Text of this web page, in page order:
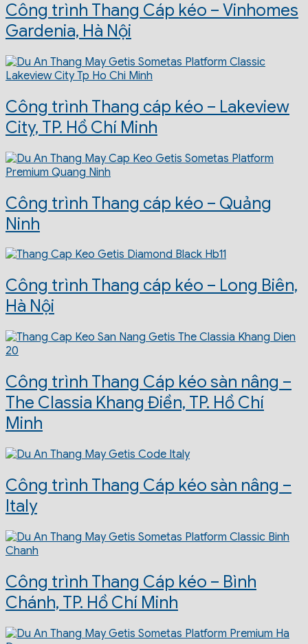
Công trình Thang Cáp kéo – Vinhomes
Gardenia, Hà Nội
Công trình Thang cáp kéo – Lakeview
City, TP. Hồ Chí Minh
Công trình Thang cáp kéo – Quảng
Ninh
Công trình Thang cáp kéo – Long Biên,
Hà Nội
Công trình Thang Cáp kéo sàn nâng –
The Classia Khang Điền, TP. Hồ Chí
Minh
Công trình Thang Cáp kéo sàn nâng –
Italy
Công trình Thang Cáp kéo – Bình
Chánh, TP. Hồ Chí Minh